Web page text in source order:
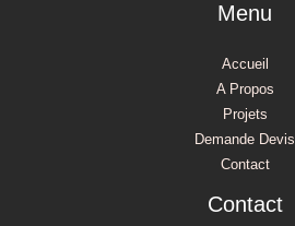
Menu
Accueil
A Propos
Projets
Demande Devis
Contact
Contact